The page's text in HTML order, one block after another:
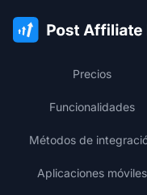
Precios
Funcionalidades
Métodos de
Aplicaciones móviles